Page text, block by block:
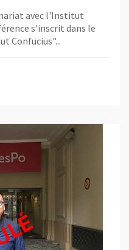
avec l'Institut
s'inscrit dans le
Confucius"...
: Les migrations des